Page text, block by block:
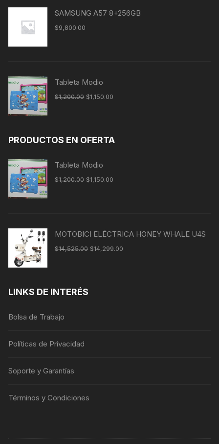
SAMSUNG A57 8+256GB
$9,800.00
Tableta Modio
$1,200.00 $1,150.00
PRODUCTOS EN OFERTA
Tableta Modio
$1,200.00 $1,150.00
MOTOBICI ELÉCTRICA HONEY WHALE U4S
$14,525.00 $14,299.00
LINKS DE INTERÉS
Bolsa de Trabajo
Políticas de Privacidad
Soporte y Garantías
Términos y Condiciones